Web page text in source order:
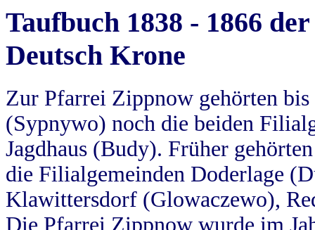
Taufbuch 1838 - 1866
Deutsch Krone
Zur Pfarrei Zippnow gehörten
(Sypnywo) noch die beiden
Jagdhaus (Budy). Früher
die Filialgemeinden Doderlage
Klawittersdorf (Glowaczewo),
Die Pfarrei Zippnow wurde im